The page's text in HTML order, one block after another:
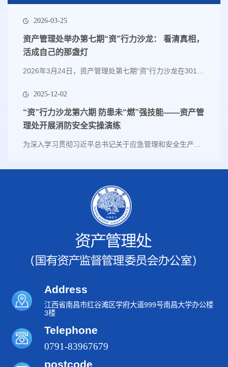
烟面罩等消防设备的操作规范及逃生技巧，...
2026-03-25
资产管理处举办第七期“资”行力沙龙： 看清真相，
活成自己的那盏灯
2025-12-02
“资”行力沙龙第六期 防患未“燃”强技能——资产管
理处开展消防安全实操演练
Address
江西省南昌市红谷滩区学府大道999号南昌大学办公楼
3楼
Telephone
0791-83967679
postcode